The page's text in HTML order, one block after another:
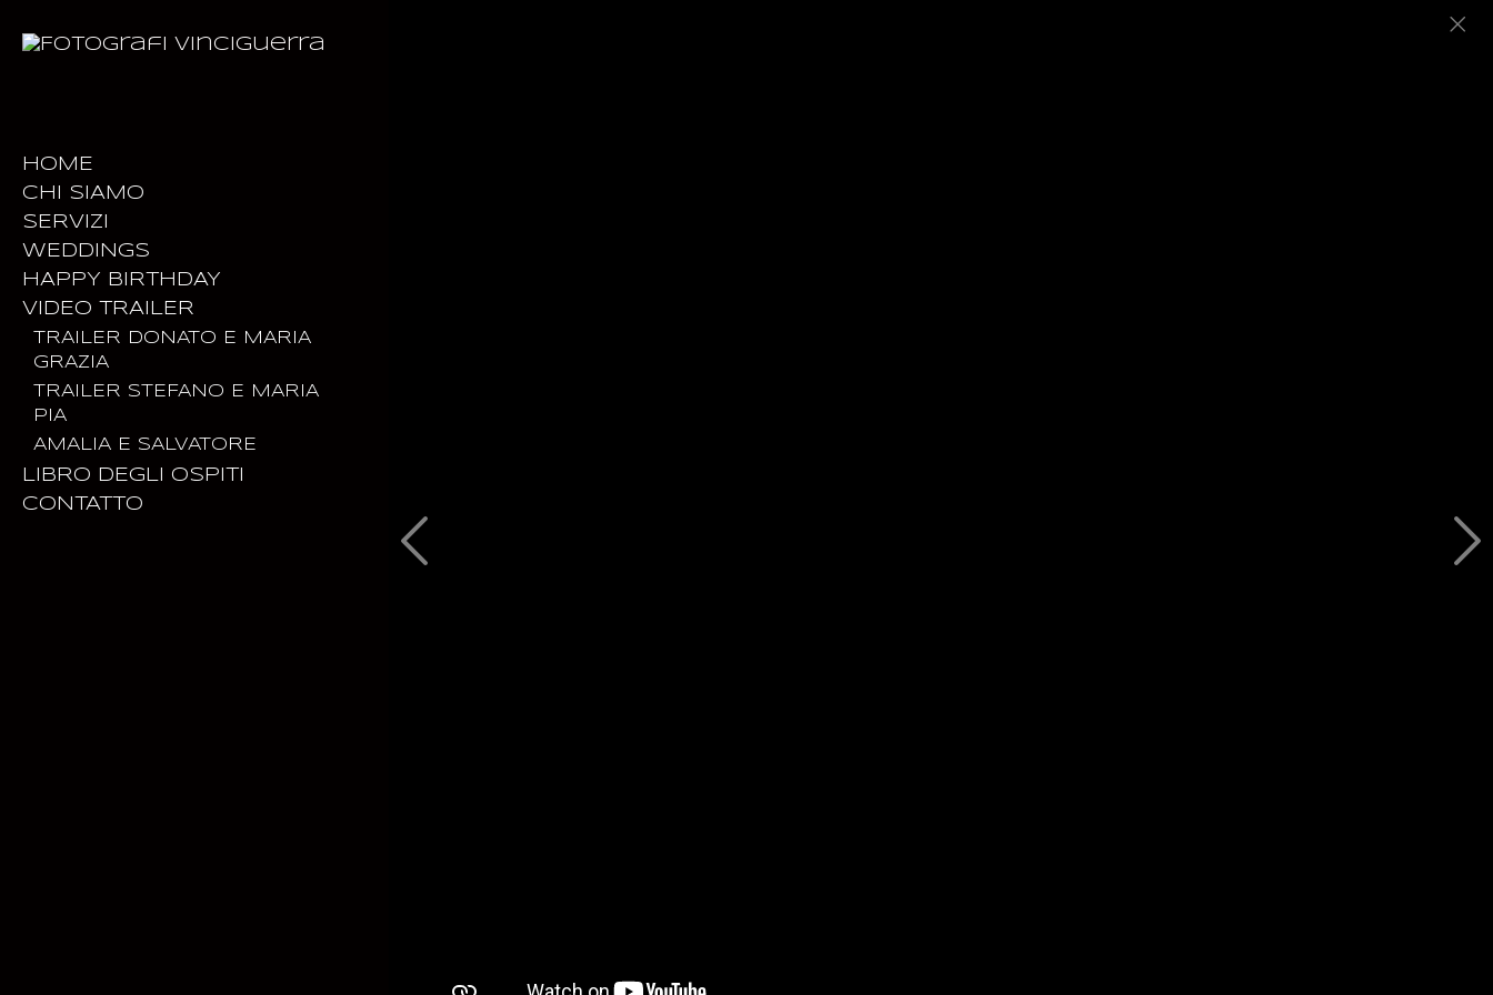
HOME
CHI SIAMO
SERVIZI
WEDDINGS
DONATO E MARIA GRAZIA
STEFANO E MARIA PIA
SALVATORE E AMALIA
MICHELE E VALERIA
PAOLO E ALESSIA
GIOVANNI E LUANA
ALESSIO E SARA
HAPPY BIRTHDAY
I 18 ANNI DI ALESSIA
I 18 ANNI DI MELISSA
I 18 ANNI DI VIRGINIA
I 18 ANNI DI FRANCESCA
VIDEO TRAILER
TRAILER DONATO E MARIA
GRAZIA
TRAILER STEFANO E MARIA
PIA
AMALIA E SALVATORE
GIOVANNI E LUANA
LIBRO DEGLI OSPITI
CONTATTO